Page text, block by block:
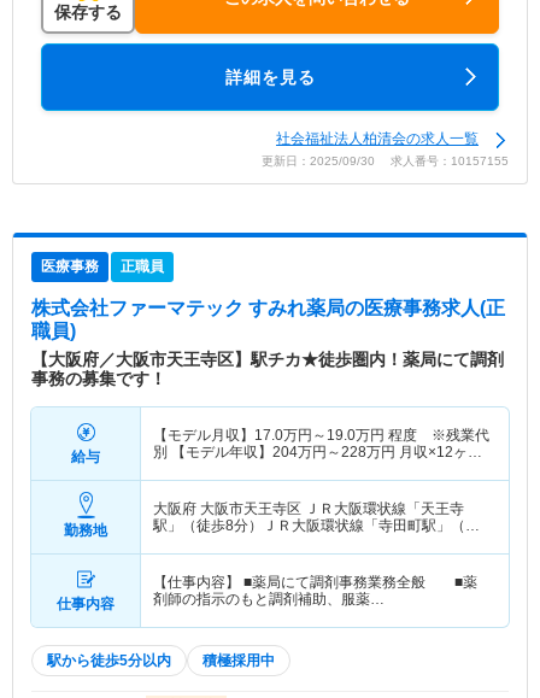
保存する
詳細を見る
社会福祉法人柏清会の求人一覧
更新日：2025/09/30 求人番号：10157155
医療事務 正職員
株式会社ファーマテック すみれ薬局の医療事務求人(正
職員)
【大阪府／大阪市天王寺区】駅チカ★徒歩圏内！薬局にて調剤
事務の募集です！
給与
【モデル月収】 17.0万円～ 19.0万円 程度 ※残業代
別 【モデル年収】 204万円～228万円 月収×12ヶ月
勤務地
大阪府 大阪市天王寺区 ＪＲ大阪環状線「天王寺
駅」（徒歩8分）ＪＲ大阪環状線「寺田町駅」（徒
仕事内容
【仕事内容】 ■薬局にて調剤事務業務全般 ■薬
剤師の指示のもと調剤補助、服薬…
駅から徒歩5分以内 積極採用中